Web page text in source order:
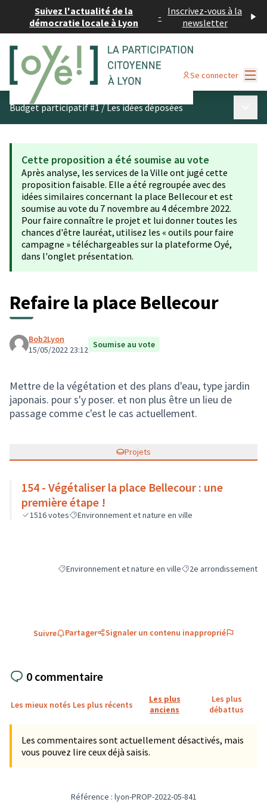
Suivez l'actualité de la
démocratie locale à Lyon
- Inscrivez-vous à la
newsletter
Se connecter
Budget participatif #1/Les idées déposées
Cette proposition a été soumise au vote
Après analyse, les services de la Ville ont jugé cette
proposition faisable. Elle a été regroupée avec des
idées similaires concernant la place Bellecour et est
soumise au vote du 7 novembre au 4 décembre 2022.
Pour faire connaître le projet et lui donner toutes les
chances d'être lauréat, utilisez les « outils pour faire
campagne » téléchargeables sur la plateforme Oyé,
dans l'onglet présentation.
Refaire la place Bellecour
Bob2Lyon
15/05/2022 23:12 Soumise au vote
Mettre de la végétation et des plans d'eau, type jardin
japonais. pour s'y poser. et non plus être un lieu de
passage comme c'est le cas actuellement.
Projets
154 - Végétaliser la place Bellecour : une
première étape !
1516votes Environnement et nature en ville
Filtrer les résultats de la catégorie : Environnement et
Environnement et nature en villeFiltrer les résultats
2e arrondissement
Suivre Partager Signaler un contenu inapproprié
0 commentaire
Les mieux notés Les plus récents
Les plus
anciens
Les plus
débattus
Les commentaires sont actuellement désactivés, mais
vous pouvez lire ceux déjà saisis.
Référence : lyon-PROP-2022-05-841